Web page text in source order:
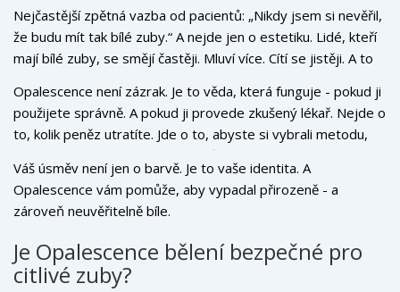
Nejčastější zpětná vazba od pacientů: „Nikdy jsem si nevěřil,
že budu mít tak bílé zuby.“ A nejde jen o estetiku. Lidé, kteří
mají bílé zuby, se smějí častěji. Mluví více. Cítí se jistěji. A to
Opalescence není zázrak. Je to věda, která funguje - pokud ji
použijete správně. A pokud ji provede zkušený lékař. Nejde o
to, kolik peněz utratíte. Jde o to, abyste si vybrali metodu,
která vám neublíží a která vám zůstane dlouho.
Váš úsměv není jen o barvě. Je to vaše identita. A
Opalescence vám pomůže, aby vypadal přirozeně - a
zároveň neuvěřitelně bíle.
Je Opalescence bělení bezpečné pro
citlivé zuby?